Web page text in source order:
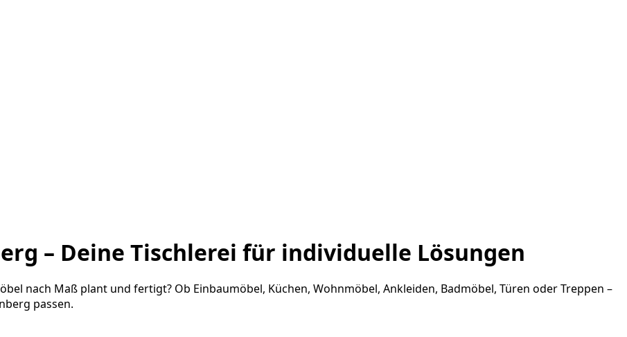
– Deine Tischlerei für individuelle Lösungen
nach Maß plant und fertigt? Ob Einbaumöbel, Küchen, Wohnmöbel, Ankleiden, Badmöbel, Türen oder Treppen –
passen.